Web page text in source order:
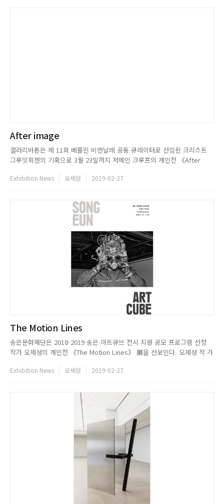
After image
갤러리바톤은 제 11회 베를린 비엔날레 공동 큐레이터로 선임된 크리스트
그루잇휘젠의 기획으로 3월 23일까지 저메인 크루프의 개인전 《After
간, 그리고 인간의 지각을 융합하는 작업을 꾸준히 전개해왔다. 무대 연출에
Exhibition News 오세원 2019-02-27
The Motion Lines
송은문화재단은 2018-2019 송은 아트큐브 전시 지원 공모 프로그램 선정
작가 오제성의 개인전 《The Motion Lines》 展을 선보인다. 오제성 작 가
계들을 탐구한다. 그는 일상의 개인적인 소사를 감각적으로 재 구성하고, 은
Exhibition News 오세원 2019-02-27